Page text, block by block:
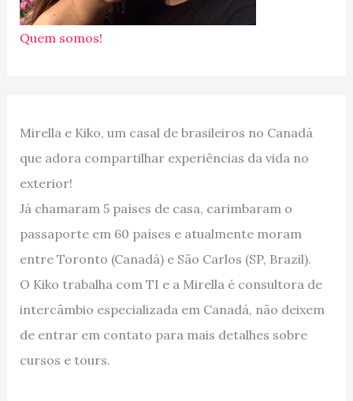
Quem somos!
Mirella e Kiko, um casal de brasileiros no Canadá
que adora compartilhar experiências da vida no
exterior!
Já chamaram 5 países de casa, carimbaram o
passaporte em 60 países e atualmente moram
entre Toronto (Canadá) e São Carlos (SP, Brazil).
O Kiko trabalha com TI e a Mirella é consultora de
intercâmbio especializada em Canadá, não deixem
de entrar em contato para mais detalhes sobre
cursos e tours.